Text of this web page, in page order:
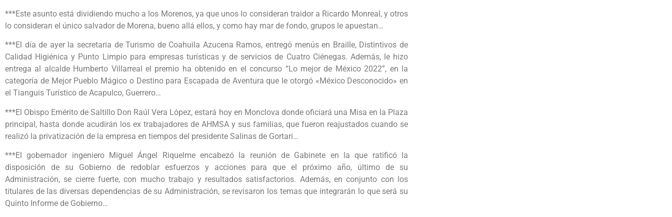
***Este asunto está dividiendo mucho a los Morenos, ya que unos lo consideran traidor a Ricardo Monreal, y otros
lo consideran el único salvador de Morena, bueno allá ellos, y como hay mar de fondo, grupos le apuestan…
***El día de ayer la secretaria de Turismo de Coahuila Azucena Ramos, entregó menús en Braille, Distintivos de
Calidad Higiénica y Punto Limpio para empresas turísticas y de servicios de Cuatro Ciénegas. Además, le hizo
entrega al alcalde Humberto Villarreal el premio ha obtenido en el concurso “Lo mejor de México 2022”, en la
categoría de Mejor Pueblo Mágico o Destino para Escapada de Aventura que le otorgó «México Desconocido» en
el Tianguis Turístico de Acapulco, Guerrero…
***El Obispo Emérito de Saltillo Don Raúl Vera López, estará hoy en Monclova donde oficiará una Misa en la Plaza
principal, hasta donde acudirán los ex trabajadores de AHMSA y sus familias, que fueron reajustados cuando se
realizó la privatización de la empresa en tiempos del presidente Salinas de Gortari…
***El gobernador ingeniero Miguel Ángel Riquelme encabezó la reunión de Gabinete en la que ratificó la
disposición de su Gobierno de redoblar esfuerzos y acciones para que el próximo año, último de su
Administración, se cierre fuerte, con mucho trabajo y resultados satisfactorios. Además, en conjunto con los
titulares de las diversas dependencias de su Administración, se revisaron los temas que integrarán lo que será su
Quinto Informe de Gobierno…